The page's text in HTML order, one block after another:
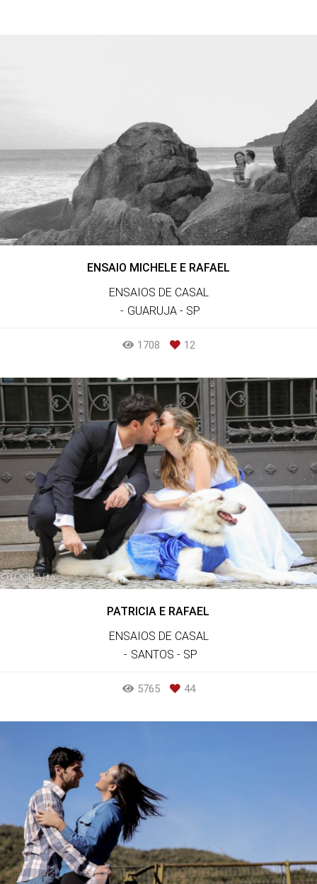
ENSAIO MICHELE E RAFAEL
ENSAIOS DE CASAL
GUARUJA - SP
1708 12
PATRICIA E RAFAEL
ENSAIOS DE CASAL
SANTOS - SP
5765 44